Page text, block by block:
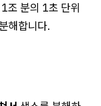
조 분의 1초 단위
해합니다.